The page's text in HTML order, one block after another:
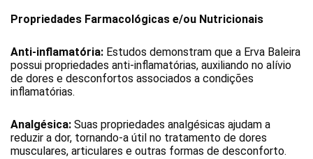
Propriedades Farmacológicas e/ou Nutricionais
Anti-inflamatória: Estudos demonstram que a Erva Baleira
possui propriedades anti-inflamatórias, auxiliando no alívio
de dores e desconfortos associados a condições
inflamatórias.
Analgésica: Suas propriedades analgésicas ajudam a
reduzir a dor, tornando-a útil no tratamento de dores
musculares, articulares e outras formas de desconforto.